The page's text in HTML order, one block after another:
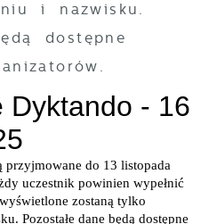
i nazwisku.
dostępne